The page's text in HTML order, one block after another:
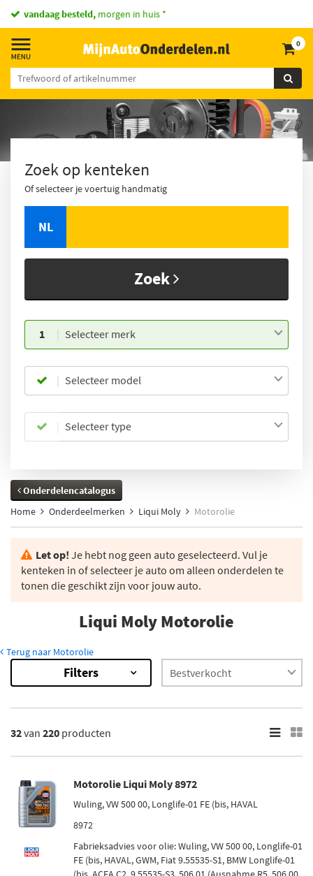
vandaag besteld, morgen in huis *
0
Zoek op kenteken
Of selecteer je voertuig handmatig
NL
Zoek
1 Selecteer merk
Selecteer model
Selecteer type
Onderdelencatalogus
Home
Onderdeelmerken Liqui Moly Motorolie
Let op! Je hebt nog geen auto geselecteerd. Vul je
kenteken in of selecteer je auto om alleen onderdelen te
tonen die geschikt zijn voor jouw auto.
Liqui Moly Motorolie
Terug naar Motorolie
Resultaten
×
Motorolie (210)
Versnellingsbakolie (31)
Cardan olie (Differentieel) (11)
Hydrauliekolie (10)
Stuurbekrachtigingsolie (7)
Inhoud [liter]
Filters
32van 220 producten
Motorolie Liqui Moly 8972
Wuling, VW 500 00, Longlife-01 FE (bis, HAVAL
8972
Fabrieksadvies voor olie: Wuling, VW 500 00, Longlife-01
FE (bis, HAVAL, GWM, Fiat 9.55535-S1, BMW Longlife-01